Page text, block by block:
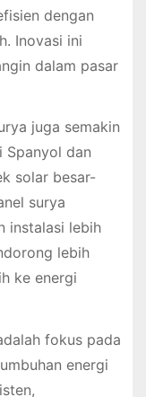
dengan
Inovasi ini
dalam pasar
juga semakin
Spanyol dan
solar besar-
surya
instalasi lebih
lebih
ke energi
fokus pada
energi